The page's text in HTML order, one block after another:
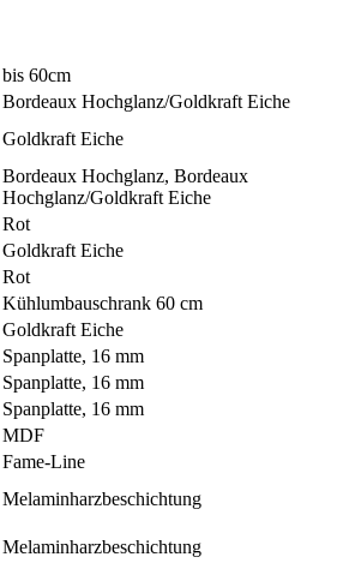
bis 60cm
Bordeaux Hochglanz/Goldkraft Eiche
Goldkraft Eiche
Bordeaux Hochglanz, Bordeaux
Hochglanz/Goldkraft Eiche
Rot
Goldkraft Eiche
Rot
Kühlumbauschrank 60 cm
Goldkraft Eiche
Spanplatte, 16 mm
Spanplatte, 16 mm
Spanplatte, 16 mm
MDF
Fame-Line
Melaminharzbeschichtung
Melaminharzbeschichtung